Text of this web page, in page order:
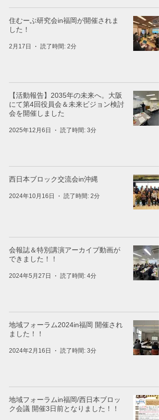
住むーぶ研究会in福岡が開催されま
した！
2月17日 読了時間: 2分
【活動報告】2035年の未来へ。大阪
にて第4回役員会＆未来ビジョン検討
会を開催しました
2025年12月6日 読了時間: 3分
西日本ブロック交流会in沖縄
2024年10月16日 読了時間: 2分
会報誌＆特別講演アーカイブ動画が
できました！！
2024年5月27日 読了時間: 4分
地域フォーラム2024in福岡 開催され
ました！！
2024年2月16日 読了時間: 3分
地域フォーラムin福岡/西日本ブロッ
ク会議 開催3日前となりました！！